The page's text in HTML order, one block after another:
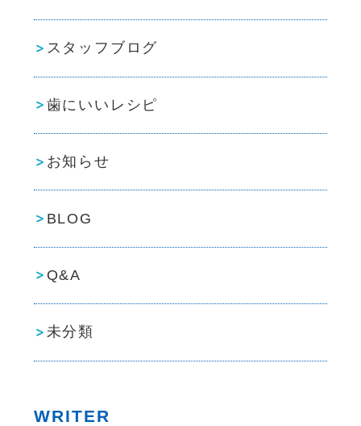
スタッフブログ
歯にいいレシピ
お知らせ
BLOG
Q&A
未分類
WRITER